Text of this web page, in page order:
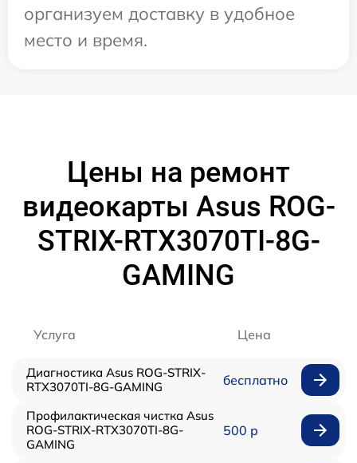
организуем доставку в удобное
место и время.
Цены на ремонт
видеокарты Asus ROG-
STRIX-RTX3070TI-8G-
GAMING
Услуга Цена
Диагностика Asus ROG-STRIX-
RTX3070TI-8G-GAMING
бесплатно
Профилактическая чистка Asus
ROG-STRIX-RTX3070TI-8G-
GAMING
500 р